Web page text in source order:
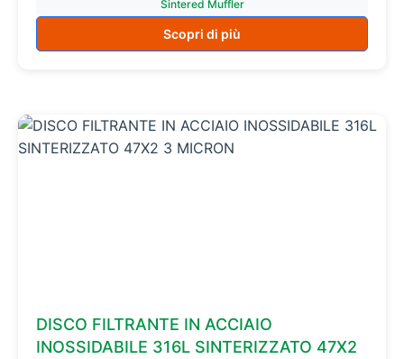
Sintered Muffler
Scopri di più
DISCO FILTRANTE IN ACCIAIO
INOSSIDABILE 316L SINTERIZZATO 47X2